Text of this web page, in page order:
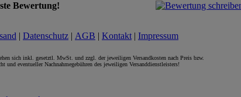
Bewertung!
| Datenschutz | AGB | Kontakt | Impressum
sich inkl. gesetztl. MwSt. und zzgl. der jeweiligen Versandkosten nach Preis bzw.
und eventueller Nachnahmegebühren des jeweiligen Versanddienstleisters!